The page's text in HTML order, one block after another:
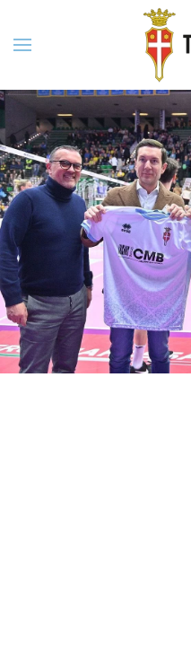
Skip to main content